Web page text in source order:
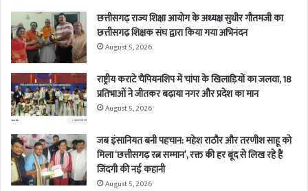
छत्तीसगढ़ राज्य शिक्षा आयोग के अध्यक्ष सुधीर गौतमजी का
छत्तीसगढ़ शिक्षक संघ द्वारा किया गया अभिनंदन
August 5, 2026
राष्ट्रीय कराटे चैंपियनशिप में चांपा के खिलाड़ियों का जलवा, 18
प्रतिभाओं ने जीतकर बढ़ाया नगर और प्रदेश का मान
August 5, 2026
जब इंसानियत बनी पहचान: महेश राठौर और तरणीश साहू को
मिला ‘छत्तीसगढ़ रत्न सम्मान’, रक्त की हर बूंद से लिख रहे हैं
जिंदगी की नई कहानी
August 5, 2026